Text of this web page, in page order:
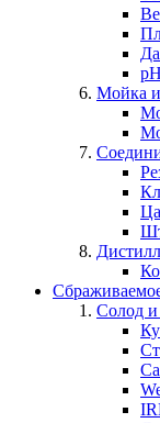
Мойка
Солод и